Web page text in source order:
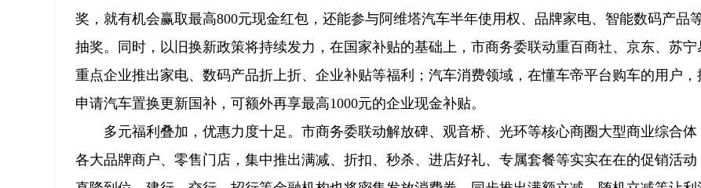
奖，就有机会赢取最高800元现金红包，还能参与阿维塔汽车半年使用权、品牌家电、智能数码产品
抽奖。同时，以旧换新政策将持续发力，在国家补贴的基础上，市商务委联动重百商社、京东、苏宁
重点企业推出家电、数码产品折上折、企业补贴等福利；汽车消费领域，在懂车帝平台购车的用户，
申请汽车置换更新国补，可额外再享最高1000元的企业现金补贴。
多元福利叠加，优惠力度十足。市商务委联动解放碑、观音桥、光环等核心商圈大型商业综合体
各大品牌商户、零售门店，集中推出满减、折扣、秒杀、进店好礼、专属套餐等实实在在的促销活动